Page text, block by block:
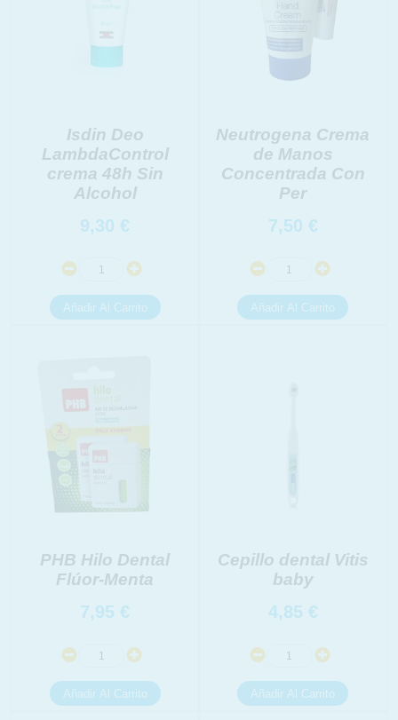
Isdin Deo
LambdaControl
crema 48h Sin
Alcohol
9,30 €
Neutrogena Crema
de Manos
Concentrada Con
Per
7,50 €
PHB Hilo Dental
Flúor-Menta
7,95 €
Cepillo dental Vitis
baby
4,85 €